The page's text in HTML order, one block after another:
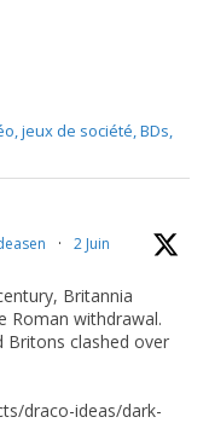
jeux de société, BDs,
· 2 Juin
Britannia
Roman withdrawal.
Britons clashed over
draco-ideas/dark-